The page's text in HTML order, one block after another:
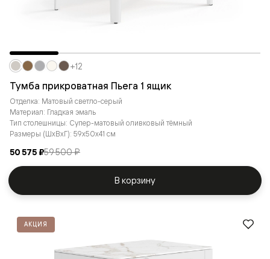
Тумба прикроватная Пьега 1 ящик
Отделка: Матовый светло-серый
Материал: Гладкая эмаль
Тип столешницы: Супер-матовый оливковый тёмный
Размеры (ШxВxГ): 59x50x41 см
50 575 ₽59 500 ₽
+12
В корзину
АКЦИЯ